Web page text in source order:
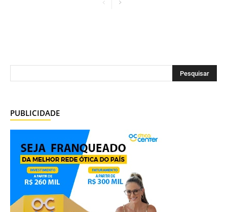
PUBLICIDADE